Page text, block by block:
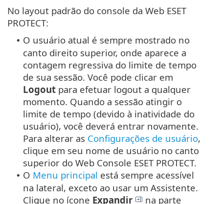
No layout padrão do console da Web ESET
PROTECT:
• O usuário atual é sempre mostrado no
canto direito superior, onde aparece a
contagem regressiva do limite de tempo
de sua sessão. Você pode clicar em
Logout para efetuar logout a qualquer
momento. Quando a sessão atingir o
limite de tempo (devido à inatividade do
usuário), você deverá entrar novamente.
Para alterar as Configurações de usuário,
clique em seu nome de usuário no canto
superior do Web Console ESET PROTECT.
• O Menu principal está sempre acessível
na lateral, exceto ao usar um Assistente.
Clique no ícone Expandir
na parte